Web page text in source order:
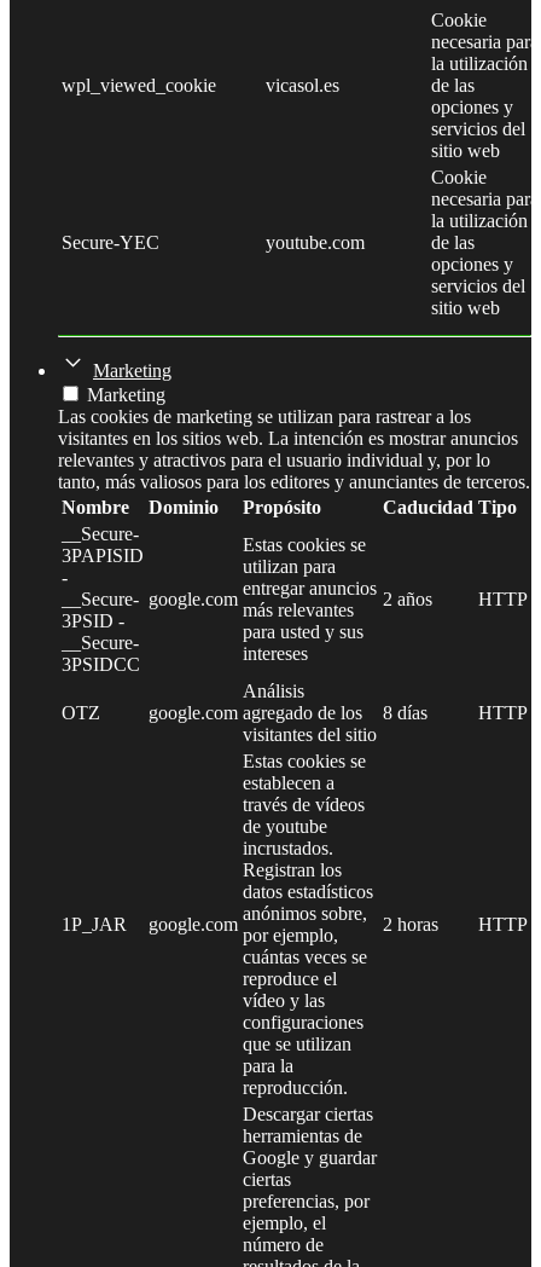
wpl_viewed_cookie vicasol.es
Cookie
necesaria para
la utilización
de las
opciones y
servicios del
sitio web
Secure-YEC youtube.com
Cookie
necesaria para
la utilización
de las
opciones y
servicios del
sitio web
Marketing
Marketing
Las cookies de marketing se utilizan para rastrear a los
visitantes en los sitios web. La intención es mostrar anuncios
relevantes y atractivos para el usuario individual y, por lo
tanto, más valiosos para los editores y anunciantes de terceros.
Nombre
Dominio Propósito Caducidad Tipo
__Secure-
3PAPISID
-
__Secure-
3PSID -
__Secure-
3PSIDCC
google.com
Estas cookies se
utilizan para
entregar anuncios
más relevantes
para usted y sus
intereses
2 años HTTP
OTZ google.com
Análisis
agregado de los
visitantes del sitio
8 días HTTP
1P_JAR google.com
Estas cookies se
establecen a
través de vídeos
de youtube
incrustados.
Registran los
datos estadísticos
anónimos sobre,
por ejemplo,
cuántas veces se
reproduce el
vídeo y las
configuraciones
que se utilizan
para la
reproducción.
2 horas HTTP
Descargar ciertas
herramientas de
Google y guardar
ciertas
preferencias, por
ejemplo, el
número de